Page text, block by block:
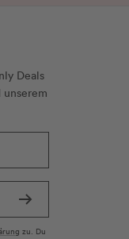
Deals
unserem
zu. Du